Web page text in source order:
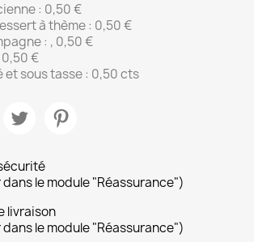
: 0,50 €
à thème : 0,50 €
: , 0,50 €
€
et sous tasse : 0,50 cts
le module "Réassurance")
livraison
le module "Réassurance")